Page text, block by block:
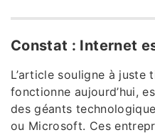
Constat : Internet
L’article souligne à juste
fonctionne aujourd’hui,
des géants
ou Microsoft. Ces